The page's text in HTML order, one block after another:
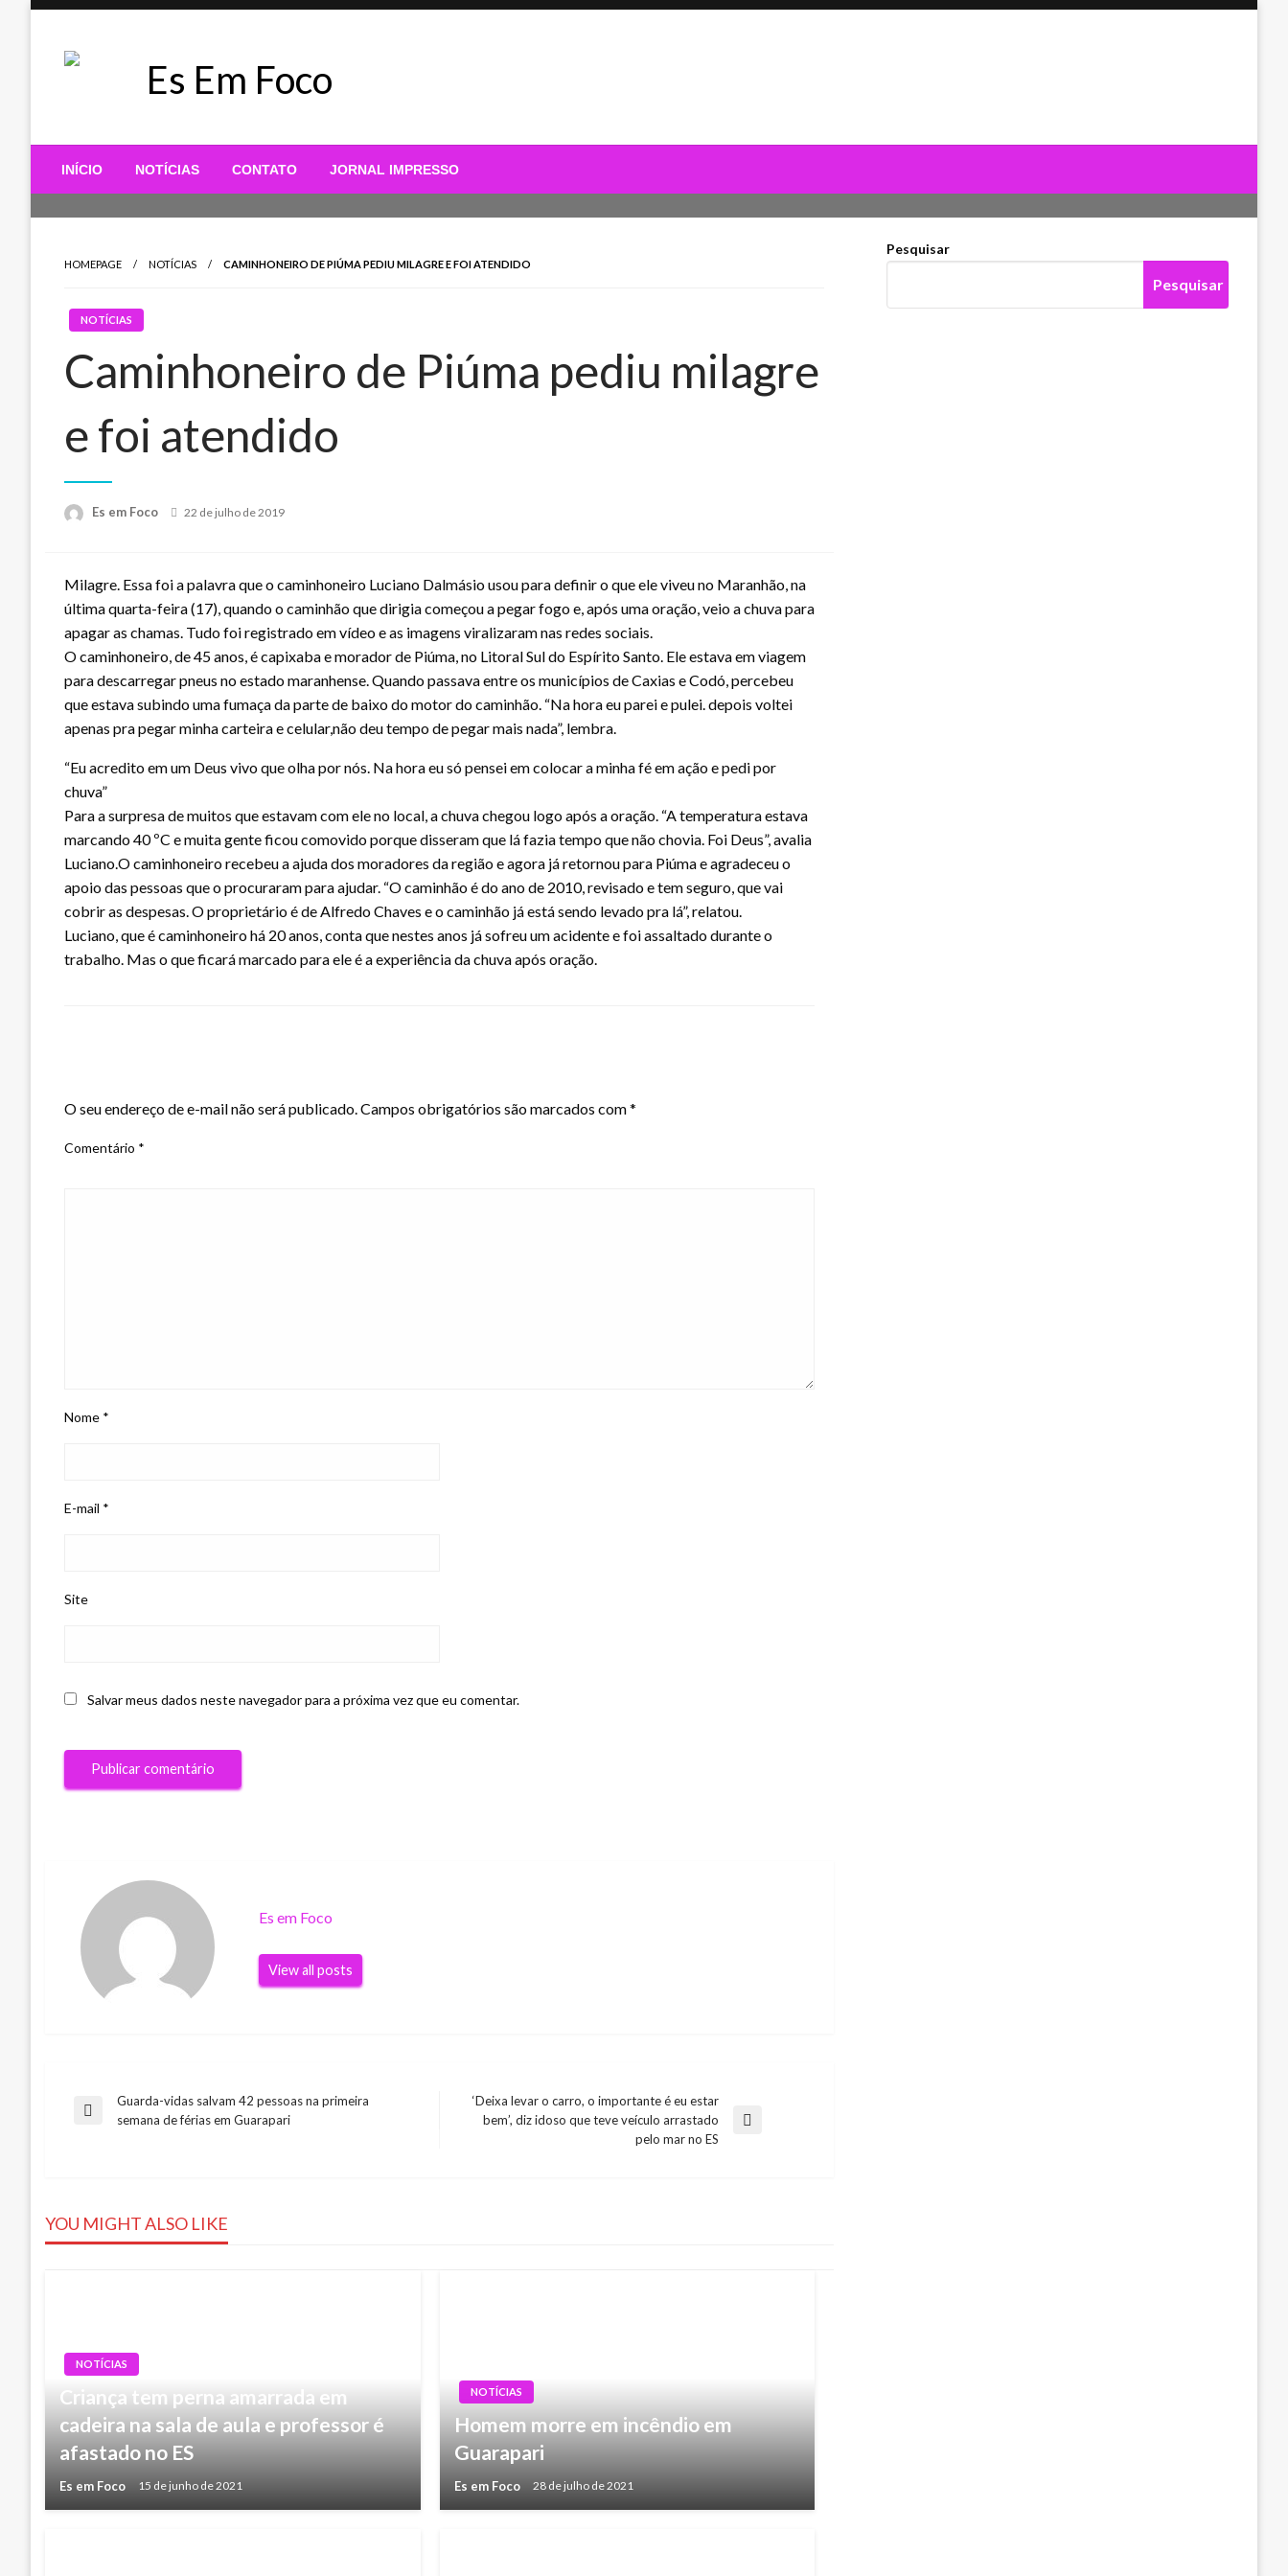
Es Em Foco
INÍCIO NOTÍCIAS CONTATO JORNAL IMPRESSO
HOMEPAGE NOTÍCIAS CAMINHONEIRO DE PIÚMA PEDIU MILAGRE E FOI ATENDIDO
NOTÍCIAS
Caminhoneiro de Piúma pediu milagre
e foi atendido
Es em Foco
Posted
22 de julho de 2019
Milagre. Essa foi a palavra que o caminhoneiro Luciano Dalmásio usou para definir o que ele viveu no Maranhão, na
última quarta-feira (17), quando o caminhão que dirigia começou a pegar fogo e, após uma oração, veio a chuva para
apagar as chamas. Tudo foi registrado em vídeo e as imagens viralizaram nas redes sociais.
O caminhoneiro, de 45 anos, é capixaba e morador de Piúma, no Litoral Sul do Espírito Santo. Ele estava em viagem
para descarregar pneus no estado maranhense. Quando passava entre os municípios de Caxias e Codó, percebeu
que estava subindo uma fumaça da parte de baixo do motor do caminhão. “Na hora eu parei e pulei. depois voltei
apenas pra pegar minha carteira e celular,não deu tempo de pegar mais nada”, lembra.
“Eu acredito em um Deus vivo que olha por nós. Na hora eu só pensei em colocar a minha fé em ação e pedi por
chuva”
Para a surpresa de muitos que estavam com ele no local, a chuva chegou logo após a oração. “A temperatura estava
marcando 40 ºC e muita gente ficou comovido porque disseram que lá fazia tempo que não chovia. Foi Deus”, avalia
Luciano.O caminhoneiro recebeu a ajuda dos moradores da região e agora já retornou para Piúma e agradeceu o
apoio das pessoas que o procuraram para ajudar. “O caminhão é do ano de 2010, revisado e tem seguro, que vai
cobrir as despesas. O proprietário é de Alfredo Chaves e o caminhão já está sendo levado pra lá”, relatou.
Luciano, que é caminhoneiro há 20 anos, conta que nestes anos já sofreu um acidente e foi assaltado durante o
trabalho. Mas o que ficará marcado para ele é a experiência da chuva após oração.
O seu endereço de e-mail não será publicado.Campos obrigatórios são marcados com*
Comentário *
Nome *
E-mail *
Site
Salvar meus dados neste navegador para a próxima vez que eu comentar.
Es em Foco
View all posts
Navegação
Post
Previous
Guarda-vidas salvam 42 pessoas na primeira
semana de férias em Guarapari
Next
‘Deixa levar o carro, o importante é eu estar
bem’, diz idoso que teve veículo arrastado
pelo mar no ES
YOU MIGHT ALSO LIKE
NOTÍCIAS
Criança tem perna amarrada em
cadeira na sala de aula e professor é
afastado no ES
Es em Foco 15 de junho de 2021
NOTÍCIAS
Homem morre em incêndio em
Guarapari
Es em Foco 28 de julho de 2021
Pesquisar
Pesquisar